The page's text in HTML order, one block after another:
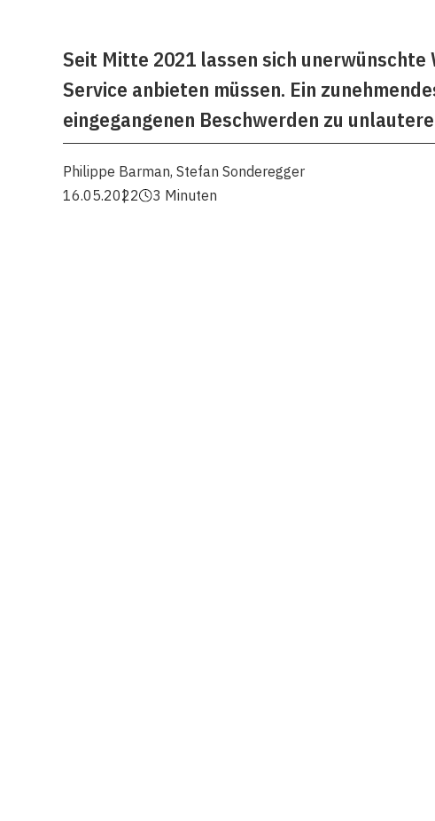
Seit Mitte 2021 lassen sich
Service anbieten müssen. Ein
eingegangenen Beschwerden zu
Philippe Barman,Stefan Sonderegger
16.05.2022
3 Minuten